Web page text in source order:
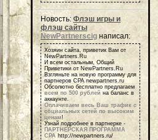
Новость: Флэш игры и
флэш сайты
NewPartnerscig написал:
Хозяин сайта, приветик Вам от
NewPartners.Ru
И всем остальным, Общий
Приветики от NewPartners.Ru
Взгляньте на новую программу для
партнеров СРА newpartners.ru
Обсолютно бесплатно предлагаем
всем по 500 рублей на баланс в
аккаунте.
Оплачиваем весь Ваш трафик с
социальных сетей по высоким
ценам!
Узнай подробнее в партнерке -
ПАРТНЕРСКАЯ ПРОГРАММА
СРА http://newpartners.ru/